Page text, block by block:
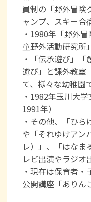
員制の「野外冒険
ャンプ、スキー合
・1980年「野外
童野外活動研究所
・「伝承遊び」
遊び」と課外教室
て、様々な幼稚園
・1982年玉川大
1991年）
・その他、「ひら
や「それゆけアン
レ）」、「はなま
レビ出演やラジオ
・現在は保育者
公開講座「ありん